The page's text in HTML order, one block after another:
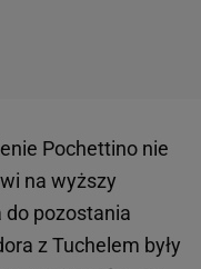
Pochettino nie
na wyższy
do pozostania
z Tuchelem były